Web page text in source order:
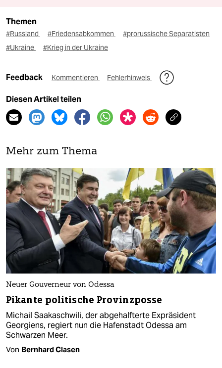
Themen
#Russland #Friedensabkommen
#prorussische Separatisten
#Ukraine
#Krieg in der Ukraine
Feedback Kommentieren Fehlerhinweis
Diesen Artikel teilen
Mehr zum Thema
Neuer Gouverneur von Odessa
Pikante politische Provinzposse
Michail Saakaschwili, der abgehalfterte Expräsident
Georgiens, regiert nun die Hafenstadt Odessa am
Schwarzen Meer.
Von Bernhard Clasen